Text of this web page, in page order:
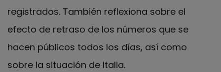
registrados. También reflexiona sobre el
efecto de retraso de los números que se
hacen públicos todos los días, así como
sobre la situación de Italia.